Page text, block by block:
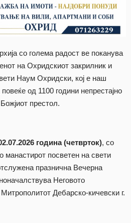
со голема радост ве поканува
на Охридскиот закрилник и
Наум Охридски, кој е наш
од 1100 години непрестајно
престол.
година (четврток), со
манастирот посветен на свети
празнична Вечерна
Неговото
Дебарско-кичевски г.